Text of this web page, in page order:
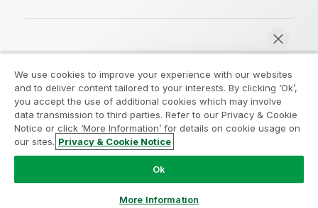
Şimdi sohbet et
Yasal sözleşmeler
Ürün Koşulları
Legal Policies
Legal Policies
Kullanım koşulları
Ticari markalar
Do Not Share My Info
Telif Hakkı © 1993-2026 QlikTech International AB. Tüm
We use cookies to improve your experience with our websites
and to deliver content tailored to your interests. By clicking ‘Ok’,
you accept the use of additional cookies which may involve
data transmission to third parties. Refer to our Privacy & Cookie
Notice or click ‘More Information’ for details on cookie usage on
our sites. Privacy & Cookie Notice
Ok
More Information